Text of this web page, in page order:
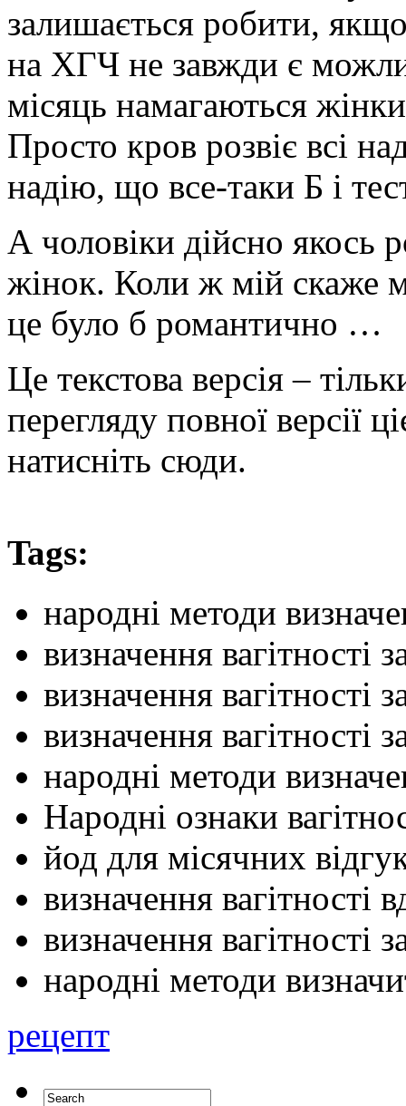
залишається робити,
на ХГЧ не завжди є
місяць намагаються
Просто кров розвіє всі
надію, що все-таки Б і
А чоловіки дійсно якось
жінок. Коли ж мій скаже
це було б романтично …
Це текстова версія –
перегляду повної версії
натисніть сюди.
Tags:
народні методи
визначення
визначення вагітності
визначення
народні методи
Народні ознаки
йод для місячних
визначення вагiтностi
визначення
народні методи
рецепт